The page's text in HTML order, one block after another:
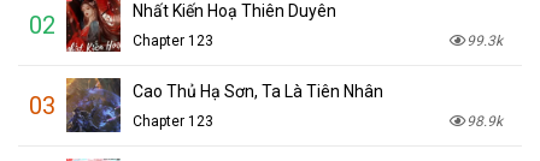
02 Nhất Kiến Hoạ Thiên Duyên
Chapter 123 99.3k
03 Cao Thủ Hạ Sơn, Ta Là Tiên Nhân
Chapter 123 98.9k